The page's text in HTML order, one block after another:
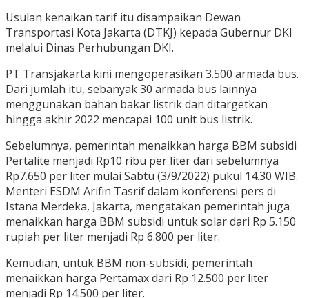
Usulan kenaikan tarif itu disampaikan Dewan
Transportasi Kota Jakarta (DTKJ) kepada Gubernur DKI
melalui Dinas Perhubungan DKI.
PT Transjakarta kini mengoperasikan 3.500 armada bus.
Dari jumlah itu, sebanyak 30 armada bus lainnya
menggunakan bahan bakar listrik dan ditargetkan
hingga akhir 2022 mencapai 100 unit bus listrik.
Sebelumnya, pemerintah menaikkan harga BBM subsidi
Pertalite menjadi Rp10 ribu per liter dari sebelumnya
Rp7.650 per liter mulai Sabtu (3/9/2022) pukul 14.30 WIB.
Menteri ESDM Arifin Tasrif dalam konferensi pers di
Istana Merdeka, Jakarta, mengatakan pemerintah juga
menaikkan harga BBM subsidi untuk solar dari Rp 5.150
rupiah per liter menjadi Rp 6.800 per liter.
Kemudian, untuk BBM non-subsidi, pemerintah
menaikkan harga Pertamax dari Rp 12.500 per liter
menjadi Rp 14.500 per liter.